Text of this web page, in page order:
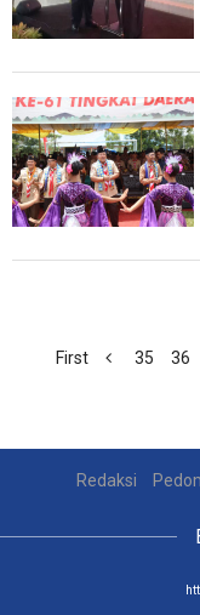
First 35 36
Redaksi